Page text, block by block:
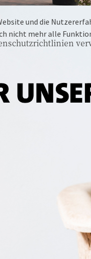
VECHTA
09:00-18:30 Uhr
und die
nicht mehr alle